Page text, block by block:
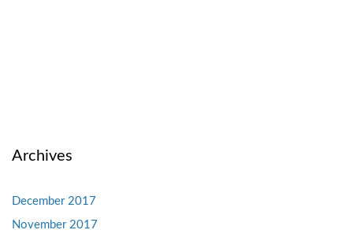
Archives
December 2017
November 2017